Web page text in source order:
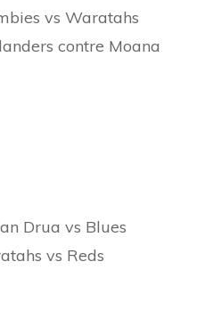
vs Waratahs
contre Moana
Drua vs Blues
vs Reds